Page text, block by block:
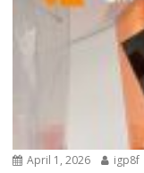
April 1, 2026 igp8f